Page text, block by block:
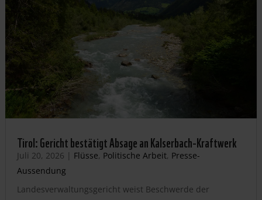
Tirol: Gericht bestätigt Absage an Kalserbach-Kraftwerk
Juli 20, 2026 | Flüsse, Politische Arbeit, Presse-
Aussendung
Landesverwaltungsgericht weist Beschwerde der